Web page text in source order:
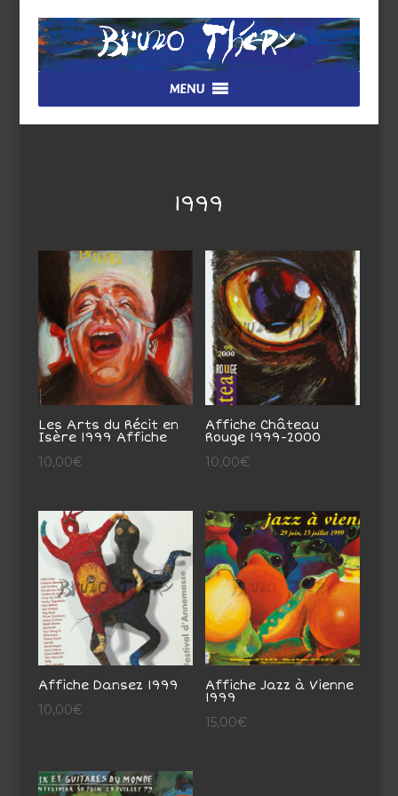
MENU
1999
Les Arts du Récit en
Isère 1999 Affiche
10,00€
Affiche Château
Rouge 1999-2000
10,00€
Affiche Dansez 1999
10,00€
Affiche Jazz à Vienne
1999
15,00€